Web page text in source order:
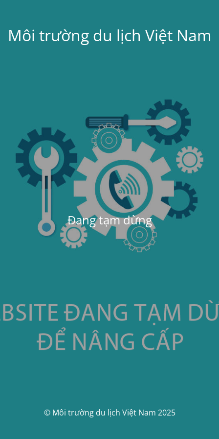
Môi trường du lịch Việt Nam
Đang tạm dừng
© Môi trường du lịch Việt Nam 2025